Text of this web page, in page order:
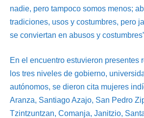
nadie, pero tampoco somos menos;
tradiciones, usos y costumbres, pero
se conviertan en abusos y
En el encuentro estuvieron presentes
los tres niveles de gobierno,
autónomos, se dieron cita mujeres
Aranza, Santiago Azajo, San Pedro
Tzintzuntzan, Comanja, Janitzio,